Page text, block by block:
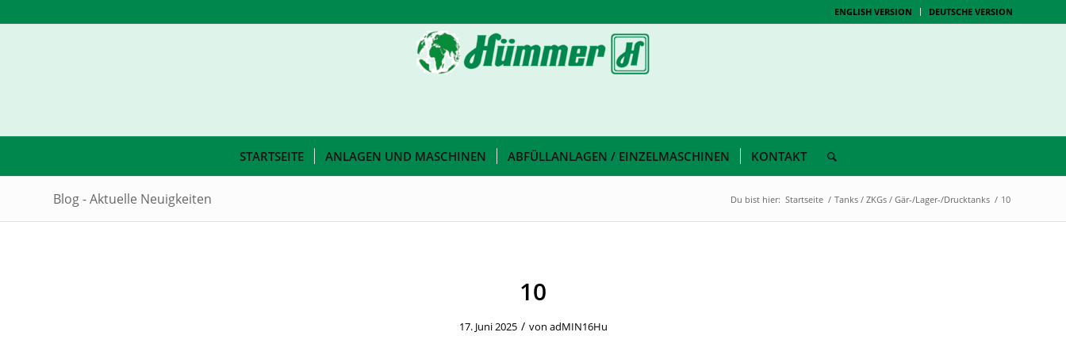
ENGLISH VERSION DEUTSCHE VERSION
STARTSEITE ANLAGEN UND MASCHINEN ABFÜLLANLAGEN / EINZELMASCHINEN KONTAKT
Blog - Aktuelle Neuigkeiten Du bist hier: Startseite / Tanks / ZKGs / Gär-/Lager-/Drucktanks / 10
10
17. Juni 2025 / von adMIN16Hu